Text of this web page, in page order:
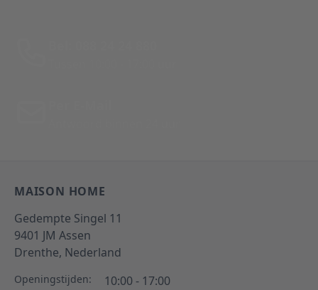
MAISON HOME
Gedempte Singel 11
9401 JM Assen
Drenthe, Nederland
Openingstijden: 10:00 - 17:00